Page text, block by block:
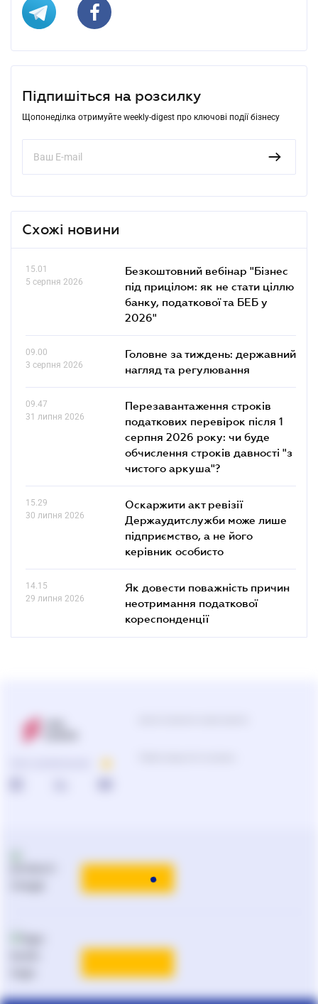
Підпишіться на розсилку
Щопонеділка отримуйте weekly-digest про ключові події бізнесу
Схожі новини
15.01
5 серпня 2026
Безкоштовний вебінар "Бізнес
під прицілом: як не стати ціллю
банку, податкової та БЕБ у
2026"
09.00
3 серпня 2026
Головне за тиждень: державний
нагляд та регулювання
09.47
31 липня 2026
Перезавантаження строків
податкових перевірок після 1
серпня 2026 року: чи буде
обчислення строків давності "з
чистого аркуша"?
15.29
30 липня 2026
Оскаржити акт ревізії
Держаудитслужби може лише
підприємство, а не його
керівник особисто
14.15
29 липня 2026
Як довести поважність причин
неотримання податкової
кореспонденції